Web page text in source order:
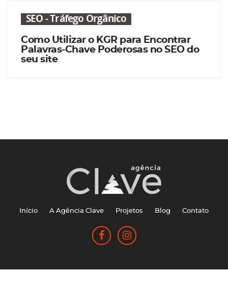
SEO - Tráfego Orgânico
Como Utilizar o KGR para Encontrar
Palavras-Chave Poderosas no SEO do
seu site
Início A Agência Clave Projetos Blog Contato